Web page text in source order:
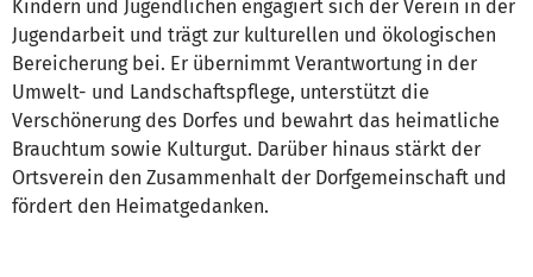
Kindern und Jugendlichen engagiert sich der Verein in der
Jugendarbeit und trägt zur kulturellen und ökologischen
Bereicherung bei. Er übernimmt Verantwortung in der
Umwelt- und Landschaftspflege, unterstützt die
Verschönerung des Dorfes und bewahrt das heimatliche
Brauchtum sowie Kulturgut. Darüber hinaus stärkt der
Ortsverein den Zusammenhalt der Dorfgemeinschaft und
fördert den Heimatgedanken.